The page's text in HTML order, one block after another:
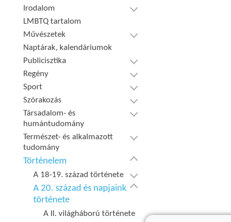
Irodalom
LMBTQ tartalom
Művészetek
Naptárak, kalendáriumok
Publicisztika
Regény
Sport
Szórakozás
Társadalom- és
humántudomány
Természet- és alkalmazott
tudomány
Történelem
A 18-19. század története
A 20. század és napjaink
története
A II. világháború története